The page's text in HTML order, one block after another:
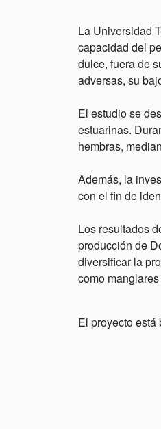
La Universidad
capacidad del
dulce, fuera de
adversas, su
El estudio se
estuarinas.
hembras,
Además, la
con el fin de
Los resultados
producción de
diversificar la
como
El proyecto